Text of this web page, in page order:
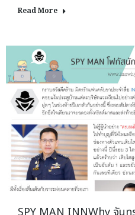
Read More